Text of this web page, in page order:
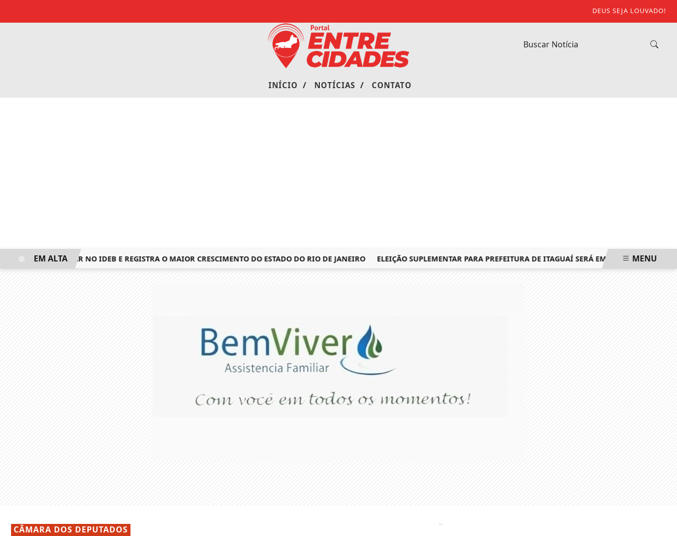
DEUS SEJA LOUVADO!
INÍCIO / NOTÍCIAS / CONTATO
3º LUGAR NO IDEB E REGISTRA O MAIOR CRESCIMENTO DO ESTADO DO RIO DE JANEIRO ELEIÇÃO SUPLEMENTAR PARA PREFEITURA DE ITAGUAÍ SERÁ EM 25 DE OUTUBRO,
EM ALTA MENU
CÂMARA DOS DEPUTADOS